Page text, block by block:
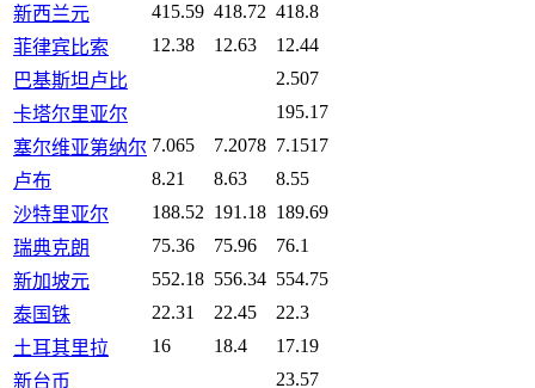
新西兰元
415.59 418.72 418.8
菲律宾比索
12.38 12.63
12.44
巴基斯坦卢比
2.507
卡塔尔里亚尔
195.17
塞尔维亚第纳尔 7.065 7.2078 7.1517
卢布
8.21 8.63
8.55
沙特里亚尔
188.52 191.18 189.69
瑞典克朗
75.36 75.96
76.1
新加坡元
552.18 556.34 554.75
泰国铢
22.31 22.45
22.3
土耳其里拉
16 18.4
17.19
新台币
23.57